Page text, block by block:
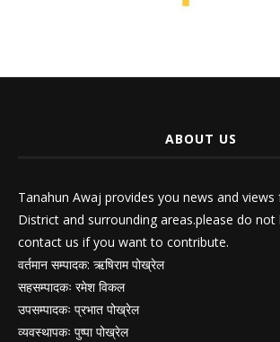
ABOUT US
Tanahun Awaj provides you news and
District and surrounding areas.please do
contact us if you want to contribute.
वर्तमान सम्पादक: ऋषिराम पोख्रेल
सहसम्पादकः रमेश विकल
उपसम्पादकः प्रभात पोख्रेल
व्यवस्थापकः पुष्पा पोख्रेल